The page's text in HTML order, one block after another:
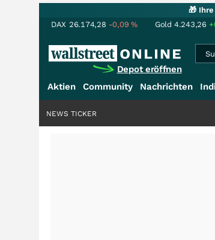
🎁
DAX 26.174,28 -0,09% Gold 4.243,26
Depot eröffnen
Aktien Community Nachrichten
NEWS TICKER